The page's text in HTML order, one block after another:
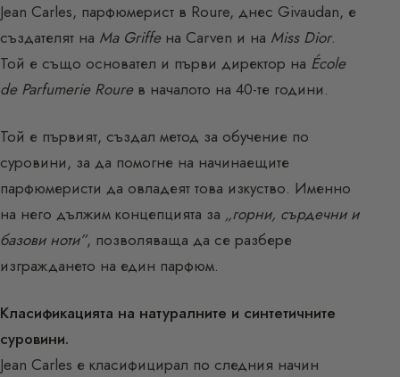
Jean Carles, парфюмерист в Roure, днес Givaudan, е
създателят на Ma Griffeна Carven и на Miss Dior.
Той е също основател и първи директор на École
de Parfumerie Roureв началото на 40-те години.
Той е първият, създал метод за обучение по
суровини, за да помогне на начинаещите
парфюмеристи да овладеят това изкуство. Именно
на него дължим концепцията за „горни, сърдечни и
базови ноти”, позволяваща да се разбере
изграждането на един парфюм.
Класификацията на натуралните и синтетичните
суровини.
Jean Carles е класифицирал по следния начин